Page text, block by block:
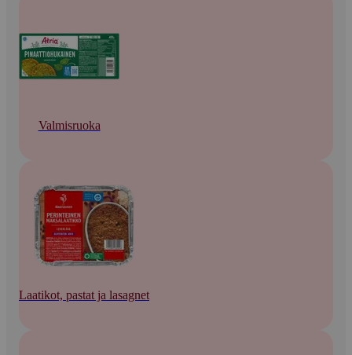
Valmisruoka
Laatikot, pastat ja lasagnet